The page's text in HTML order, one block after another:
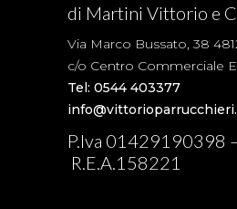
di Martini Vittorio e
Via Marco Bussato, 38
c/o Centro Commerciale
Tel: 0544 403377
P.Iva 01429190398
R.E.A.158221